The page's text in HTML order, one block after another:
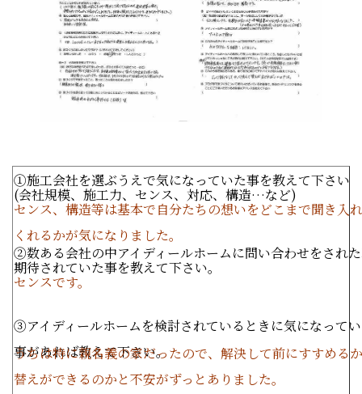
①施工会社を選ぶうえで気になっていた事を教えて下さい
(会社規模、施工力、センス、対応、構造…など)
センス、構造等は基本で自分たちの想いをどこまで聞き入
くれるかが気になりました。
②数ある会社の中アイディールホームに問い合わせをされ
期待されていた事を教えて下さい。
センスです。
③アイディールホームを検討されているときに気になって
事があれば教えて下さい。
うちは特に親名義の家だったので、解決して前にすすめる
替えができるのかと不安がずっとありました。